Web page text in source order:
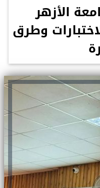
الأزهر
وطرق